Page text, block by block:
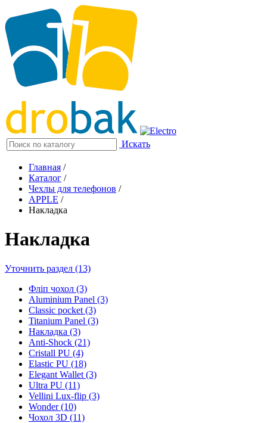
Искать
Главная /
Каталог /
Чехлы для телефонов /
APPLE /
Накладка
Накладка
Уточнить раздел (13)
Фліп чохол (3)
Aluminium Panel (3)
Classic pocket (3)
Titanium Panel (3)
Накладка (3)
Anti-Shock (21)
Cristall PU (4)
Elastic PU (18)
Elegant Wallet (3)
Ultra PU (11)
Vellini Lux-flip (3)
Wonder (10)
Чохол 3D (11)